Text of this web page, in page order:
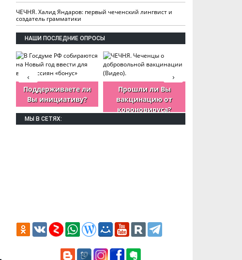
ЧЕЧНЯ. Халид Яндаров: первый чеченский лингвист и
создатель грамматики
НАШИ ПОСЛЕДНИЕ ОПРОСЫ
Поддерживаете ли
Вы инициативу?
Прошли ли Вы
вакцинацию от
короновируса?
›
‹
МЫ В СЕТЯХ: